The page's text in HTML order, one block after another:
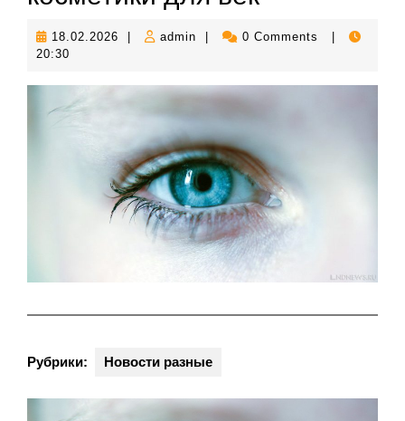
18.02.2026 18.02.2026
admin admin 0 Comments
20:30
Рубрики: Новости разные